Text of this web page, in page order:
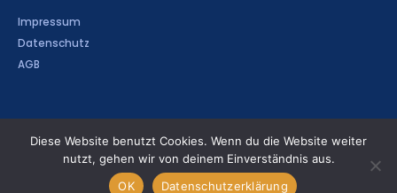
Impressum
Datenschutz
AGB
MH-Electronics GmbH. © 2020. All Rights Reserved
Diese Website benutzt Cookies. Wenn du die Website weiter
nutzt, gehen wir von deinem Einverständnis aus.
OK
Datenschutzerklärung